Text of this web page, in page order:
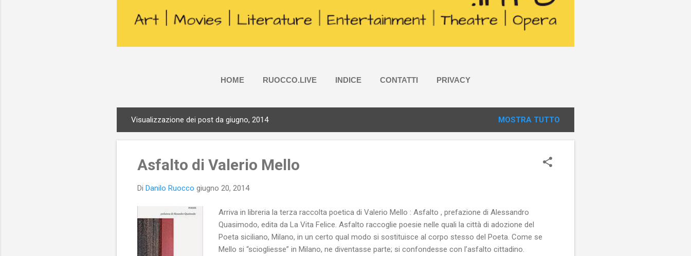
HOME RUOCCO.LIVE INDICE CONTATTI PRIVACY
o
Visualizzazione dei post da giugno, 2014 MOSTRA TUTTO
Asfalto di Valerio Mello
Di Danilo Ruocco giugno 20, 2014
Arriva in libreria la terza raccolta poetica di Valerio Mello : Asfalto , prefazione di Alessandro
Quasimodo, edita da La Vita Felice. Asfalto raccoglie poesie nelle quali la città di adozione del
Poeta siciliano, Milano, in un certo qual modo si sostituisce al corpo stesso del Poeta. Come se
Mello si “sciogliesse” in Milano, ne diventasse parte; si confondesse con l’asfalto cittadino.